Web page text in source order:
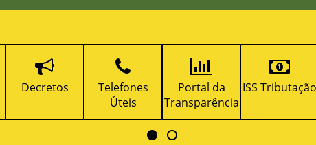
Telefones
Portal da
Transparência
ISS Tributação
Nota Fiscal